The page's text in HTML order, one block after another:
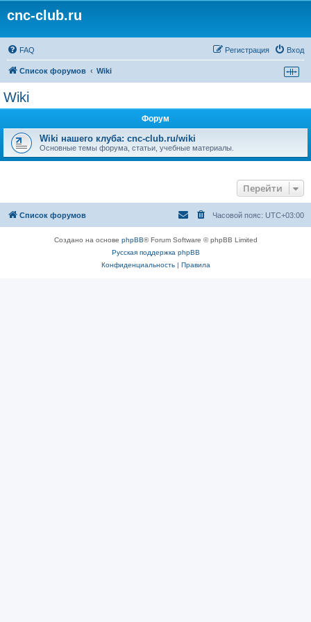
cnc-club.ru
FAQ Вход
Регистрация
Список форумов Wiki
Wiki
Форум
Wiki нашего клуба: cnc-club.ru/wiki
Основные темы форума, статьи, учебные материалы.
Перейти
Список форумов Часовой пояс: UTC+03:00
Создано на основе phpBB® Forum Software © phpBB Limited
Русская поддержка phpBB
Конфиденциальность| Правила